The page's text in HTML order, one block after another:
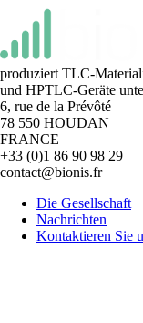
produziert TLC-
und HPTLC-Geräte
6, rue de la Prévôté
78 550 HOUDAN
FRANCE
+33 (0)1 86 90 98 29
contact@bionis.fr
Die Gesellschaft
Nachrichten
Kontaktieren Sie